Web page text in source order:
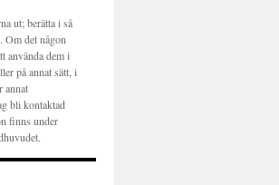
ut; berätta i så
Om det någon
använda dem i
på annat sätt, i
annat
bli kontaktad
finns under